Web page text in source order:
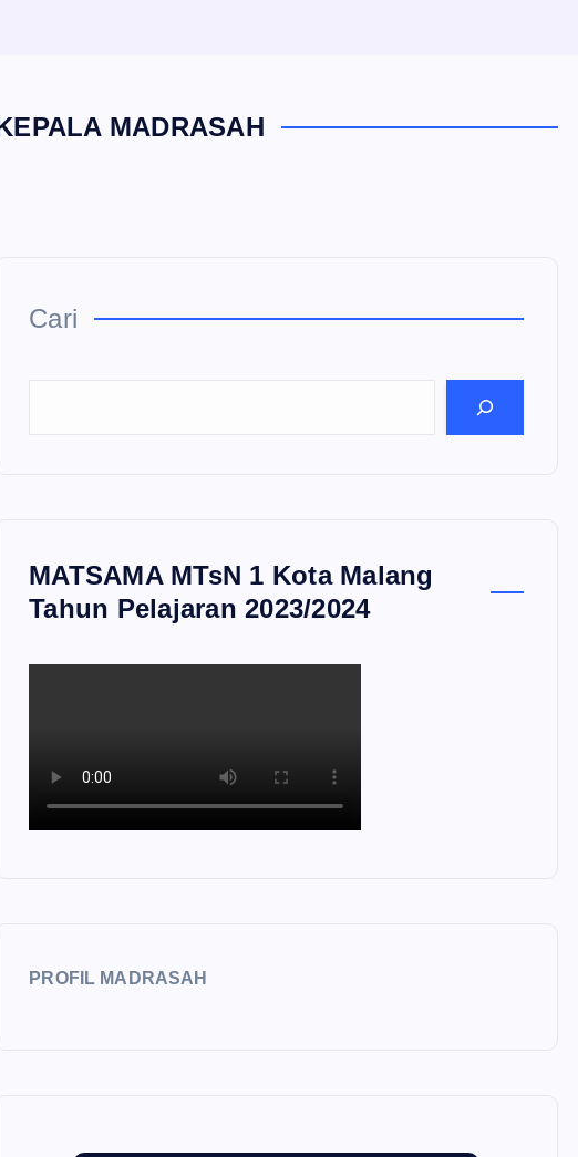
MADRASAH
Cari
MATSAMA MTsN 1 Kota Malang
Tahun Pelajaran 2023/2024
PROFIL MADRASAH